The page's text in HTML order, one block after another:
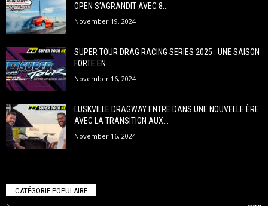
OPEN S’AGRANDIT AVEC 8...
November 19, 2024
SUPER TOUR DRAG RACING SERIES 2025 : UNE SAISON
FORTE EN...
November 16, 2024
LUSKVILLE DRAGWAY ENTRE DANS UNE NOUVELLE ÈRE
AVEC LA TRANSITION AUX...
November 16, 2024
CATÉGORIE POPULAIRE